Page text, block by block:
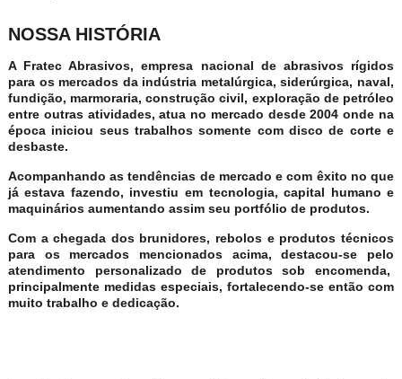
NOSSA HISTÓRIA
A Fratec Abrasivos, empresa nacional de abrasivos rígidos
para os mercados da indústria metalúrgica, siderúrgica, naval,
fundição, marmoraria, construção civil, exploração de petróleo
entre outras atividades, atua no mercado desde 2004 onde na
época iniciou seus trabalhos somente com disco de corte e
desbaste.
Acompanhando as tendências de mercado e com êxito no que
já estava fazendo, investiu em tecnologia, capital humano e
maquinários aumentando assim seu portfólio de produtos.
Com a chegada dos brunidores, rebolos e produtos técnicos
para os mercados mencionados acima, destacou-se pelo
atendimento personalizado de produtos sob encomenda,
principalmente medidas especiais, fortalecendo-se então com
muito trabalho e dedicação.